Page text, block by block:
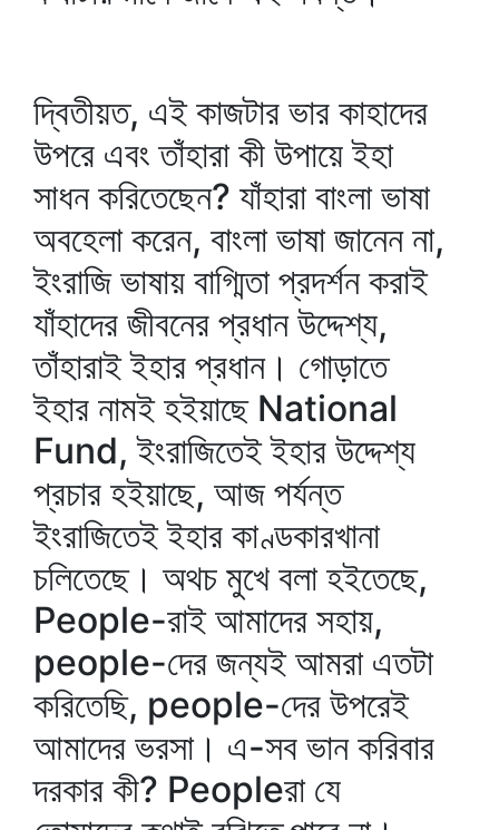
দ্বিতীয়ত, এই কাজটার ভার কাহাদের
উপরে এবং তাঁহারা কী উপায়ে ইহা
সাধন করিতেছেন? যাঁহারা বাংলা ভাষা
অবহেলা করেন, বাংলা ভাষা জানেন না,
ইংরাজি ভাষায় বাগ্মিতা প্রদর্শন করাই
যাঁহাদের জীবনের প্রধান উদ্দেশ্য,
তাঁহারাই ইহার প্রধান। গোড়াতে
ইহার নামই হইয়াছে National
Fund, ইংরাজিতেই ইহার উদ্দেশ্য
প্রচার হইয়াছে, আজ পর্যন্ত
ইংরাজিতেই ইহার কাণ্ডকারখানা
চলিতেছে। অথচ মুখে বলা হইতেছে,
People-রাই আমাদের সহায়,
people-দের জন্যই আমরা এতটা
করিতেছি, people-দের উপরেই
আমাদের ভরসা। এ-সব ভান করিবার
দরকার কী? Peopleরা যে